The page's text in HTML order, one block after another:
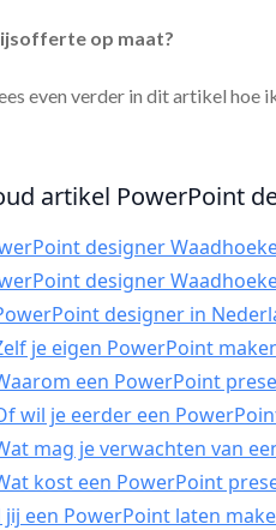
op maat?
even verder in dit artikel hoe
artikel PowerPoint
designer
designer
designer in
je eigen PowerPoint
een PowerPoint
wil je eerder een
mag je verwachten van
kost een PowerPoint
jij een PowerPoint laten